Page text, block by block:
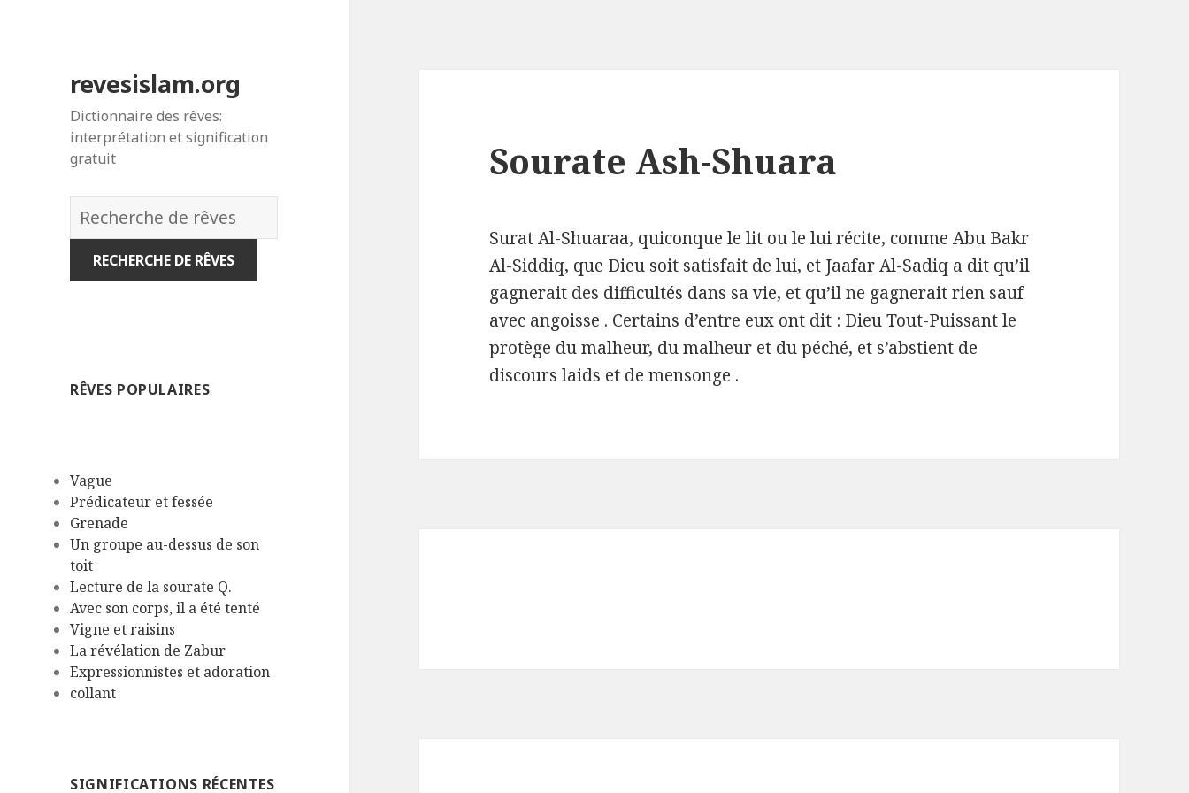
revesislam.org
Dictionnaire des rêves:
interprétation et signification
gratuit
Dictionnaire
des
rêves:
RÊVES POPULAIRES
Vague
Prédicateur et fessée
Grenade
Un groupe au-dessus de son
toit
Lecture de la sourate Q.
Avec son corps, il a été tenté
Vigne et raisins
La révélation de Zabur
Expressionnistes et adoration
collant
SIGNIFICATIONS RÉCENTES
Sourate Ash-Shuara
Surat Al-Shuaraa, quiconque le lit ou le lui récite, comme Abu Bakr
Al-Siddiq, que Dieu soit satisfait de lui, et Jaafar Al-Sadiq a dit qu’il
gagnerait des difficultés dans sa vie, et qu’il ne gagnerait rien sauf
avec angoisse . Certains d’entre eux ont dit : Dieu Tout-Puissant le
protège du malheur, du malheur et du péché, et s’abstient de
discours laids et de mensonge .